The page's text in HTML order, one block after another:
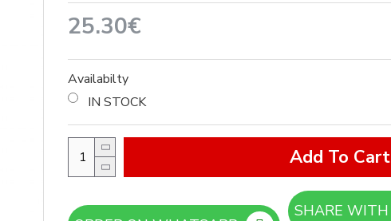
25.30€
Availabilty
IN STOCK
Add To Cart
SHARE WITH